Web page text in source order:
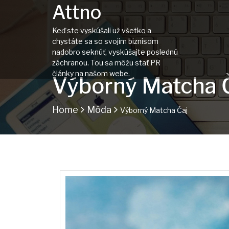
Attno
Keď ste vyskúšali už všetko a
chystáte sa so svojim biznisom
nadobro seknúť, vyskúšajte poslednú
záchranou. Tou sa môžu stať PR
články na našom webe.
Výborný Matcha
Home Móda Výborný Matcha Čaj